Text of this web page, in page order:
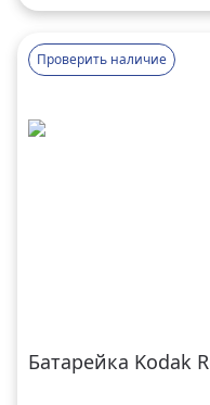
Проверить наличие
Батарейка Kodak